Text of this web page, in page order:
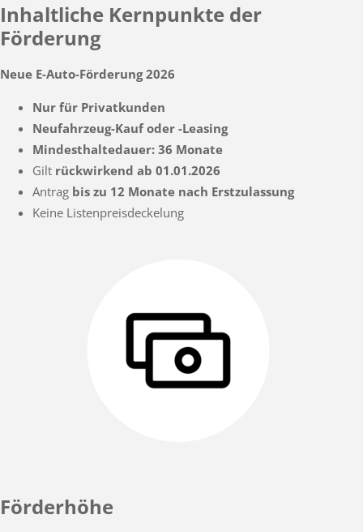
Inhaltliche Kernpunkte der
Förderung
Neue E-Auto-Förderung 2026
Nur für Privatkunden
Neufahrzeug-Kauf oder -Leasing
Mindesthaltedauer: 36 Monate
Gilt rückwirkend ab 01.01.2026
Antrag bis zu 12 Monate nach Erstzulassung
Keine Listenpreisdeckelung
Förderhöhe